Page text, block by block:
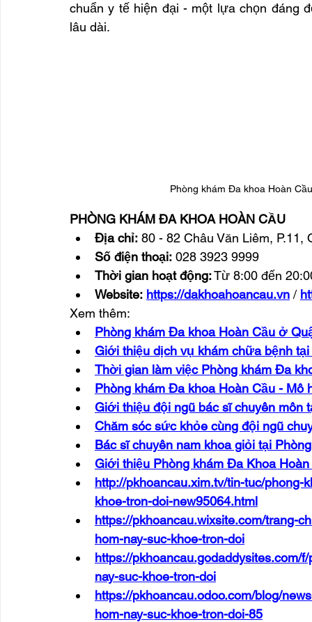
chuẩn y tế hiện đại - một lựa chọn đáng
lâu dài.
Phòng khám Đa khoa Hoàn
PHÒNG KHÁM ĐA KHOA HOÀN CẦU
Địa chỉ: 80 - 82 Châu Văn Liêm, P.11,
Số điện thoại: 028 3923 9999
Thời gian hoạt động: Từ 8:00 đến
Website: https://dakhoahoancau.vn /
Xem thêm:
Phòng khám Đa khoa Hoàn Cầu ở
Giới thiệu dịch vụ khám chữa bệnh
Thời gian làm việc Phòng khám Đa
Phòng khám Đa khoa Hoàn Cầu - Mô
Giới thiệu đội ngũ bác sĩ chuyên môn
Chăm sóc sức khỏe cùng đội ngũ
Bác sĩ chuyên nam khoa giỏi tại
Giới thiệu Phòng khám Đa Khoa
http://pkhoancau.xim.tv/tin-tuc/phong-
khoe-tron-doi-new95064.html
https://pkhoancau.wixsite.com/trang-
hom-nay-suc-khoe-tron-doi
https://pkhoancau.godaddysites.com/
nay-suc-khoe-tron-doi
https://pkhoancau.odoo.com/blog/
hom-nay-suc-khoe-tron-doi-85